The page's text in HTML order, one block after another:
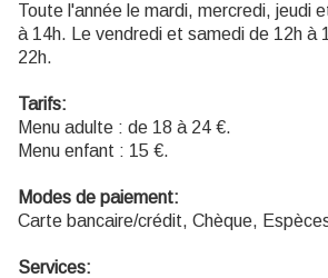
Toute l'année le mardi, mercredi, jeudi
à 14h. Le vendredi et samedi de 12h à
22h.
Tarifs:
Menu adulte : de 18 à 24 €.
Menu enfant : 15 €.
Modes de paiement:
Carte bancaire/crédit, Chèque,
Services: